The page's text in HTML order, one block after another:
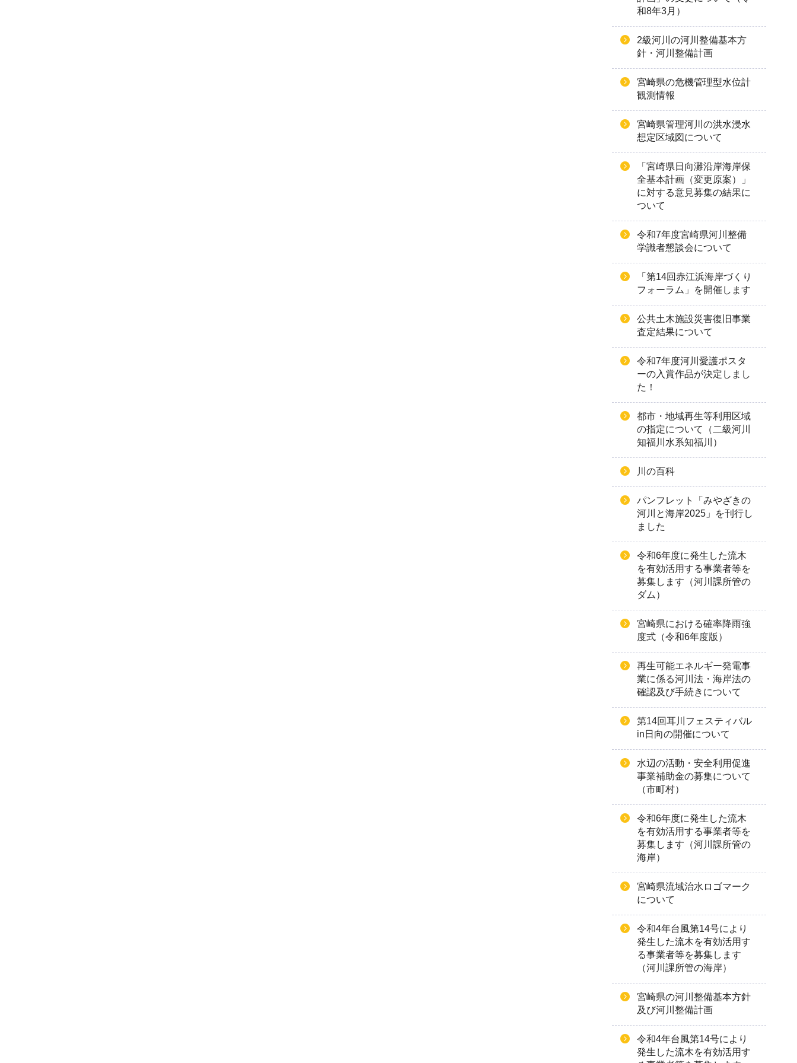
和8年3月）
2級河川の河川整備基本方
針・河川整備計画
宮崎県の危機管理型水位計
観測情報
宮崎県管理河川の洪水浸水
想定区域図について
「宮崎県日向灘沿岸海岸保
全基本計画（変更原案）」
に対する意見募集の結果に
ついて
令和7年度宮崎県河川整備
学識者懇談会について
「第14回赤江浜海岸づくり
フォーラム」を開催します
公共土木施設災害復旧事業
査定結果について
令和7年度河川愛護ポスタ
ーの入賞作品が決定しまし
た！
都市・地域再生等利用区域
の指定について（二級河川
知福川水系知福川）
川の百科
パンフレット「みやざきの
河川と海岸2025」を刊行し
ました
令和6年度に発生した流木
を有効活用する事業者等を
募集します（河川課所管の
ダム）
宮崎県における確率降雨強
度式（令和6年度版）
再生可能エネルギー発電事
業に係る河川法・海岸法の
確認及び手続きについて
第14回耳川フェスティバル
in日向の開催について
水辺の活動・安全利用促進
事業補助金の募集について
（市町村）
令和6年度に発生した流木
を有効活用する事業者等を
募集します（河川課所管の
海岸）
宮崎県流域治水ロゴマーク
について
令和4年台風第14号により
発生した流木を有効活用す
る事業者等を募集します
（河川課所管の海岸）
宮崎県の河川整備基本方針
及び河川整備計画
令和4年台風第14号により
発生した流木を有効活用す